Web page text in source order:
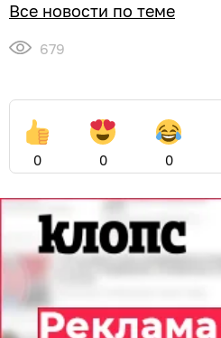
Все новости по теме
679
0 0 0